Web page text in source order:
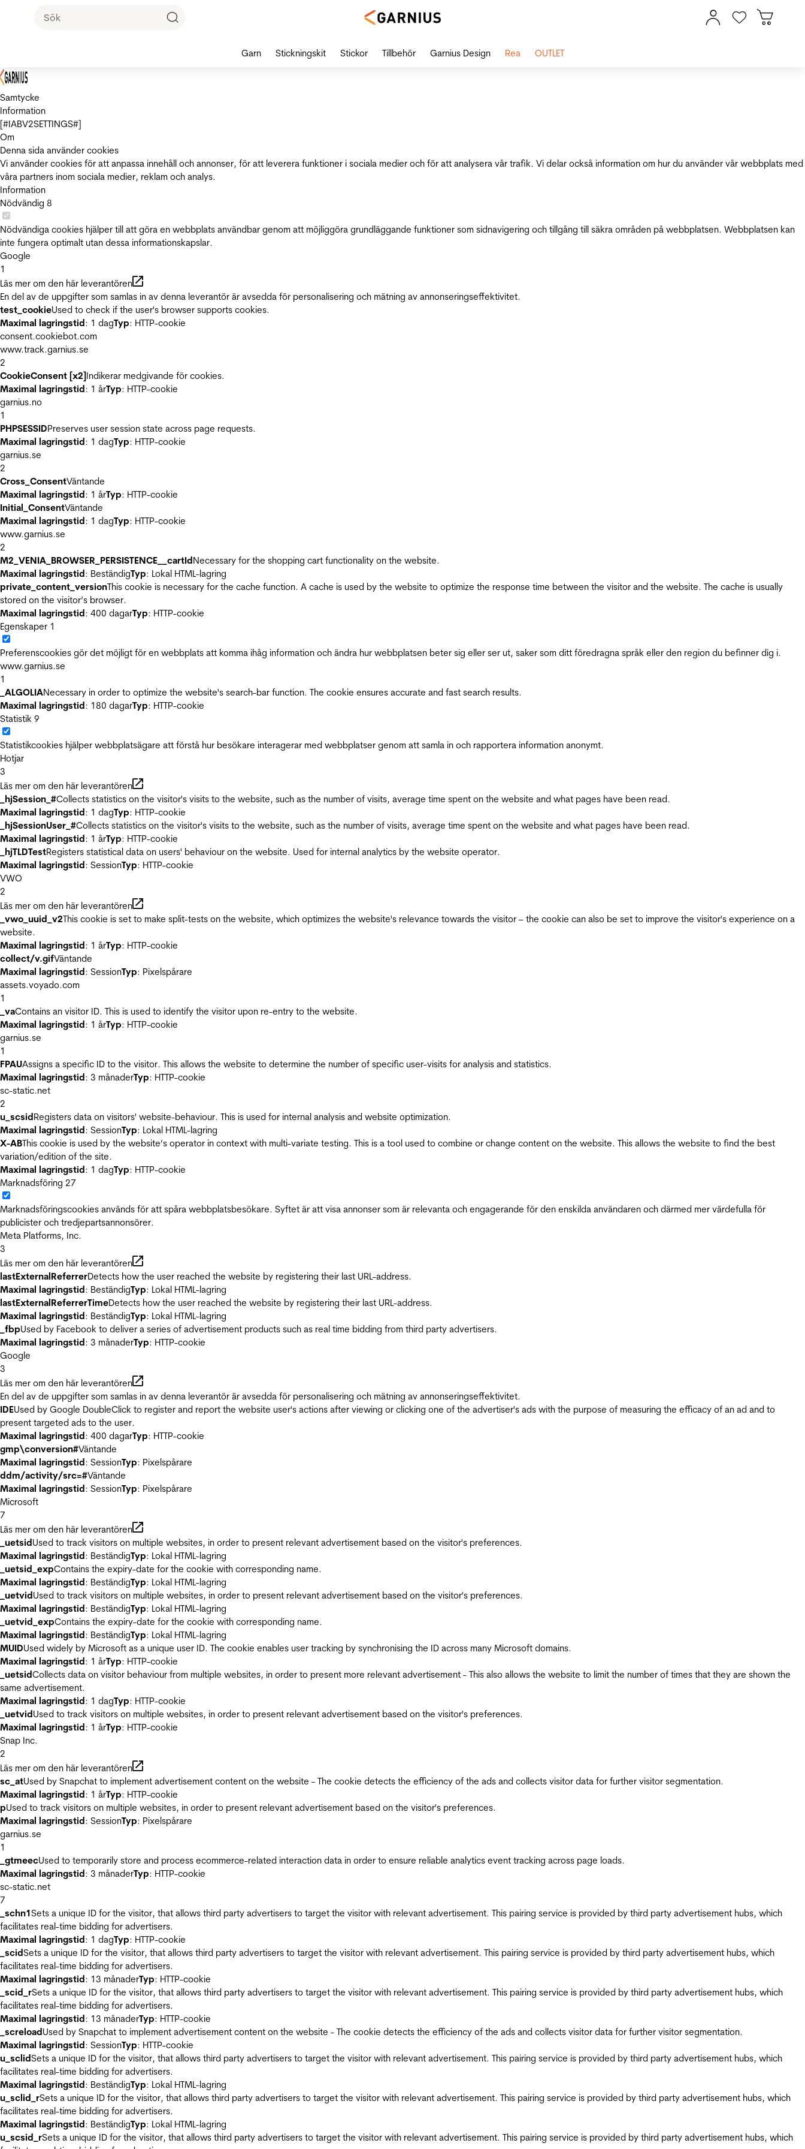
Samtycke
Information
[#IABV2SETTINGS#]
Om
Denna sida använder cookies
Vi använder cookies för att anpassa innehåll och annonser, för att leverera funktioner i sociala medier och för att analysera vår trafik. Vi delar också information om hur du använder vår webbplats med
våra partners inom sociala medier, reklam och analys.
Information
Nödvändig 8
Nödvändiga cookies hjälper till att göra en webbplats användbar genom att möjliggöra grundläggande funktioner som sidnavigering och tillgång till säkra områden på webbplatsen. Webbplatsen kan
inte fungera optimalt utan dessa informationskapslar.
Google
1
Läs mer om den här leverantören
En del av de uppgifter som samlas in av denna leverantör är avsedda för personalisering och mätning av annonseringseffektivitet.
test_cookieUsed to check if the user's browser supports cookies.
Maximal lagringstid: 1 dagTyp: HTTP-cookie
consent.cookiebot.com
www.track.garnius.se
2
CookieConsent [x2]Indikerar medgivande för cookies.
Maximal lagringstid: 1 årTyp: HTTP-cookie
garnius.no
1
PHPSESSIDPreserves user session state across page requests.
Maximal lagringstid: 1 dagTyp: HTTP-cookie
garnius.se
2
Cross_ConsentVäntande
Maximal lagringstid: 1 årTyp: HTTP-cookie
Initial_ConsentVäntande
Maximal lagringstid: 1 dagTyp: HTTP-cookie
www.garnius.se
2
M2_VENIA_BROWSER_PERSISTENCE__cartIdNecessary for the shopping cart functionality on the website.
Maximal lagringstid: BeständigTyp: Lokal HTML-lagring
private_content_versionThis cookie is necessary for the cache function. A cache is used by the website to optimize the response time between the visitor and the website. The cache is usually
stored on the visitor’s browser.
Maximal lagringstid: 400 dagarTyp: HTTP-cookie
Egenskaper 1
Preferenscookies gör det möjligt för en webbplats att komma ihåg information och ändra hur webbplatsen beter sig eller ser ut, saker som ditt föredragna språk eller den region du befinner dig i.
www.garnius.se
1
_ALGOLIANecessary in order to optimize the website's search-bar function. The cookie ensures accurate and fast search results.
Maximal lagringstid: 180 dagarTyp: HTTP-cookie
Statistik 9
Statistikcookies hjälper webbplatsägare att förstå hur besökare interagerar med webbplatser genom att samla in och rapportera information anonymt.
Hotjar
3
Läs mer om den här leverantören
_hjSession_#Collects statistics on the visitor's visits to the website, such as the number of visits, average time spent on the website and what pages have been read.
Maximal lagringstid: 1 dagTyp: HTTP-cookie
_hjSessionUser_#Collects statistics on the visitor's visits to the website, such as the number of visits, average time spent on the website and what pages have been read.
Maximal lagringstid: 1 årTyp: HTTP-cookie
_hjTLDTestRegisters statistical data on users' behaviour on the website. Used for internal analytics by the website operator.
Maximal lagringstid: SessionTyp: HTTP-cookie
VWO
2
Läs mer om den här leverantören
_vwo_uuid_v2This cookie is set to make split-tests on the website, which optimizes the website's relevance towards the visitor – the cookie can also be set to improve the visitor's experience on a
website.
Maximal lagringstid: 1 årTyp: HTTP-cookie
collect/v.gifVäntande
Maximal lagringstid: SessionTyp: Pixelspårare
assets.voyado.com
1
_vaContains an visitor ID. This is used to identify the visitor upon re-entry to the website.
Maximal lagringstid: 1 årTyp: HTTP-cookie
garnius.se
1
FPAUAssigns a specific ID to the visitor. This allows the website to determine the number of specific user-visits for analysis and statistics.
Maximal lagringstid: 3 månaderTyp: HTTP-cookie
sc-static.net
2
u_scsidRegisters data on visitors' website-behaviour. This is used for internal analysis and website optimization.
Maximal lagringstid: SessionTyp: Lokal HTML-lagring
X-ABThis cookie is used by the website’s operator in context with multi-variate testing. This is a tool used to combine or change content on the website. This allows the website to find the best
variation/edition of the site.
Maximal lagringstid: 1 dagTyp: HTTP-cookie
Marknadsföring 27
Marknadsföringscookies används för att spåra webbplatsbesökare. Syftet är att visa annonser som är relevanta och engagerande för den enskilda användaren och därmed mer värdefulla för
publicister och tredjepartsannonsörer.
Meta Platforms, Inc.
3
Läs mer om den här leverantören
lastExternalReferrerDetects how the user reached the website by registering their last URL-address.
Maximal lagringstid: BeständigTyp: Lokal HTML-lagring
lastExternalReferrerTimeDetects how the user reached the website by registering their last URL-address.
Maximal lagringstid: BeständigTyp: Lokal HTML-lagring
_fbpUsed by Facebook to deliver a series of advertisement products such as real time bidding from third party advertisers.
Maximal lagringstid: 3 månaderTyp: HTTP-cookie
Google
3
Läs mer om den här leverantören
En del av de uppgifter som samlas in av denna leverantör är avsedda för personalisering och mätning av annonseringseffektivitet.
IDEUsed by Google DoubleClick to register and report the website user's actions after viewing or clicking one of the advertiser's ads with the purpose of measuring the efficacy of an ad and to
present targeted ads to the user.
Maximal lagringstid: 400 dagarTyp: HTTP-cookie
gmp\conversion#Väntande
Maximal lagringstid: SessionTyp: Pixelspårare
ddm/activity/src=#Väntande
Maximal lagringstid: SessionTyp: Pixelspårare
Microsoft
7
Läs mer om den här leverantören
_uetsidUsed to track visitors on multiple websites, in order to present relevant advertisement based on the visitor's preferences.
Maximal lagringstid: BeständigTyp: Lokal HTML-lagring
_uetsid_expContains the expiry-date for the cookie with corresponding name.
Maximal lagringstid: BeständigTyp: Lokal HTML-lagring
_uetvidUsed to track visitors on multiple websites, in order to present relevant advertisement based on the visitor's preferences.
Maximal lagringstid: BeständigTyp: Lokal HTML-lagring
_uetvid_expContains the expiry-date for the cookie with corresponding name.
Maximal lagringstid: BeständigTyp: Lokal HTML-lagring
MUIDUsed widely by Microsoft as a unique user ID. The cookie enables user tracking by synchronising the ID across many Microsoft domains.
Maximal lagringstid: 1 årTyp: HTTP-cookie
_uetsidCollects data on visitor behaviour from multiple websites, in order to present more relevant advertisement - This also allows the website to limit the number of times that they are shown the
same advertisement.
Maximal lagringstid: 1 dagTyp: HTTP-cookie
_uetvidUsed to track visitors on multiple websites, in order to present relevant advertisement based on the visitor's preferences.
Maximal lagringstid: 1 årTyp: HTTP-cookie
Snap Inc.
2
Läs mer om den här leverantören
sc_atUsed by Snapchat to implement advertisement content on the website - The cookie detects the efficiency of the ads and collects visitor data for further visitor segmentation.
Maximal lagringstid: 1 årTyp: HTTP-cookie
pUsed to track visitors on multiple websites, in order to present relevant advertisement based on the visitor's preferences.
Maximal lagringstid: SessionTyp: Pixelspårare
garnius.se
1
_gtmeecUsed to temporarily store and process ecommerce-related interaction data in order to ensure reliable analytics event tracking across page loads.
Maximal lagringstid: 3 månaderTyp: HTTP-cookie
sc-static.net
7
_schn1Sets a unique ID for the visitor, that allows third party advertisers to target the visitor with relevant advertisement. This pairing service is provided by third party advertisement hubs, which
facilitates real-time bidding for advertisers.
Maximal lagringstid: 1 dagTyp: HTTP-cookie
_scidSets a unique ID for the visitor, that allows third party advertisers to target the visitor with relevant advertisement. This pairing service is provided by third party advertisement hubs, which
facilitates real-time bidding for advertisers.
Maximal lagringstid: 13 månaderTyp: HTTP-cookie
_scid_rSets a unique ID for the visitor, that allows third party advertisers to target the visitor with relevant advertisement. This pairing service is provided by third party advertisement hubs, which
facilitates real-time bidding for advertisers.
Maximal lagringstid: 13 månaderTyp: HTTP-cookie
_screloadUsed by Snapchat to implement advertisement content on the website - The cookie detects the efficiency of the ads and collects visitor data for further visitor segmentation.
Maximal lagringstid: SessionTyp: HTTP-cookie
u_sclidSets a unique ID for the visitor, that allows third party advertisers to target the visitor with relevant advertisement. This pairing service is provided by third party advertisement hubs, which
facilitates real-time bidding for advertisers.
Maximal lagringstid: BeständigTyp: Lokal HTML-lagring
u_sclid_rSets a unique ID for the visitor, that allows third party advertisers to target the visitor with relevant advertisement. This pairing service is provided by third party advertisement hubs, which
facilitates real-time bidding for advertisers.
Maximal lagringstid: BeständigTyp: Lokal HTML-lagring
u_scsid_rSets a unique ID for the visitor, that allows third party advertisers to target the visitor with relevant advertisement. This pairing service is provided by third party advertisement hubs, which
Garn Stickningskit Stickor Tillbehör Garnius Design Rea OUTLET